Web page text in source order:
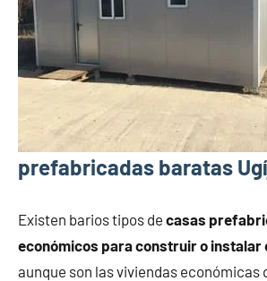
prefabricadas baratas
Existen barios tipos de casas
económicos para construir o instalar
aunque son las viviendas económicas